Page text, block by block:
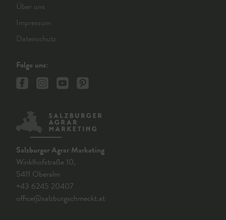
Über uns
Impressum
Datenschutz
Folge uns:
Salzburger Agrar Marketing
Winklhofstraße 10,
5411 Oberalm
+43 6245 20407
office@salzburgschmeckt.at